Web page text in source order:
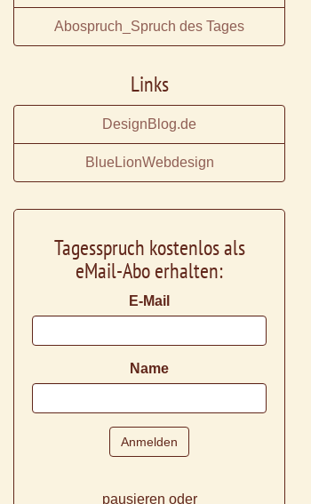
Abospruch_Spruch des Tages
Links
DesignBlog.de
BlueLionWebdesign
Tagesspruch kostenlos als
eMail-Abo erhalten:
E-Mail
Name
pausieren oder